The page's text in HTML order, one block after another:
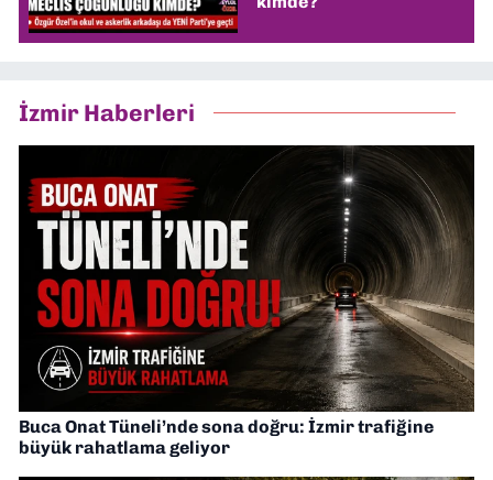
İzmir Haberleri
Buca Onat Tüneli’nde sona doğru: İzmir trafiğine
büyük rahatlama geliyor